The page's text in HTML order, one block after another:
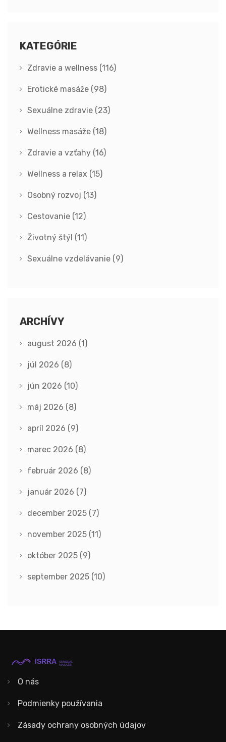
KATEGÓRIE
Zdravie a wellness (116)
Erotické masáže (98)
Sexuálne zdravie (23)
Wellness masáže (18)
Zdravie a vzťahy (16)
Wellness a relax (15)
Osobný rozvoj (13)
Cestovanie (12)
Životný štýl (11)
Sexuálne vzdelávanie (9)
ARCHÍVY
august 2026 (1)
júl 2026 (8)
jún 2026 (10)
máj 2026 (8)
apríl 2026 (9)
marec 2026 (8)
február 2026 (8)
január 2026 (7)
december 2025 (7)
november 2025 (11)
október 2025 (9)
september 2025 (10)
O nás
Podmienky používania
Zásady ochrany osobných údajov